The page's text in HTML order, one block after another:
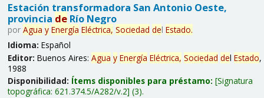
Estación transformadora San Antonio Oeste,
provincia deRío Negro
por Agua y Energía Eléctrica, Sociedad del Estado.
Idioma: Español
Editor: Buenos Aires: Agua y Energía Eléctrica, Sociedad del Estado,
1988
Disponibilidad: Ítems disponibles para préstamo: Signatura
topográfica: 621.374.5/A282/v.2 (3).